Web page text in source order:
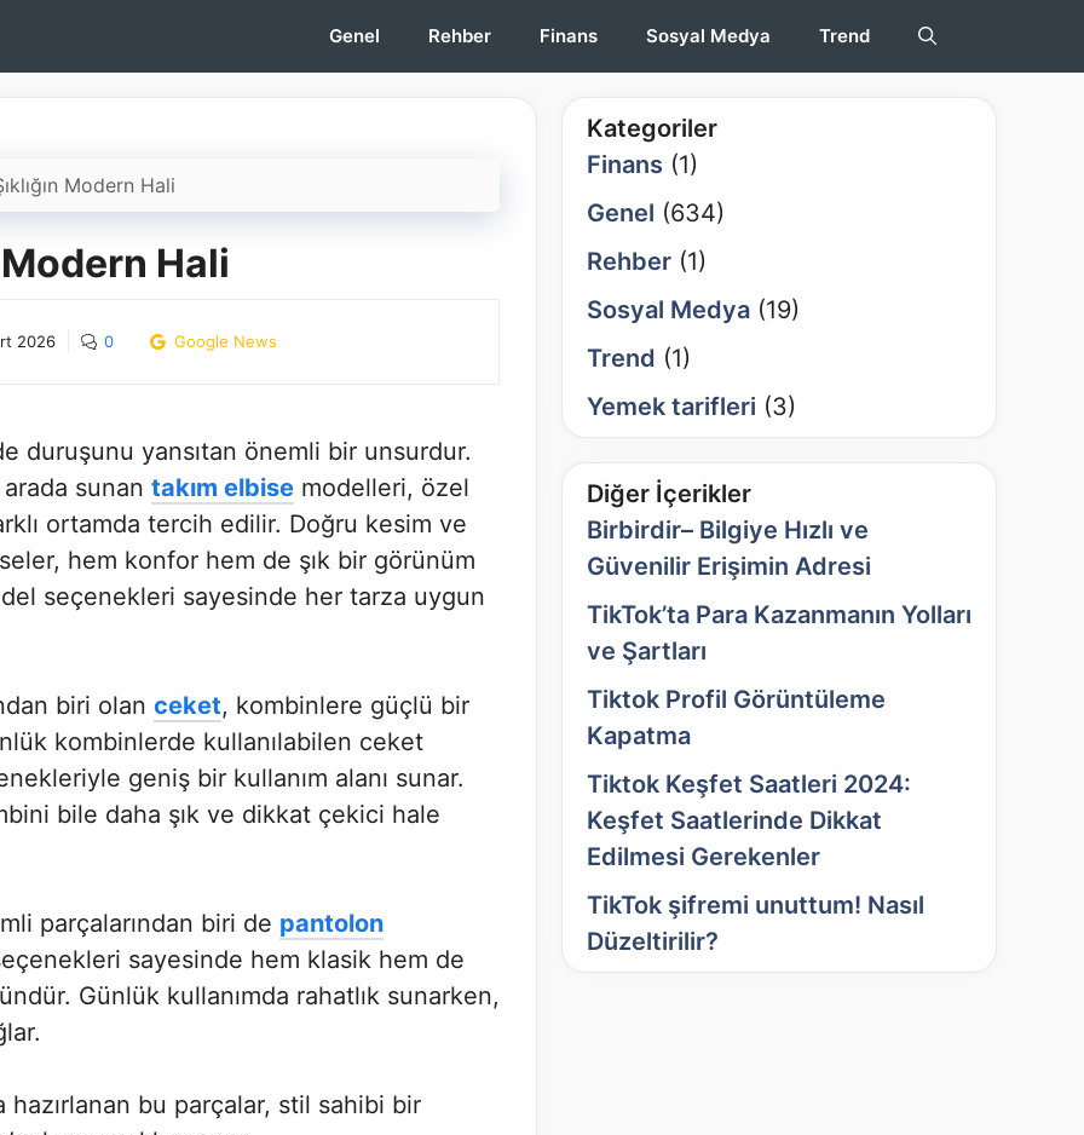
Genel Rehber Finans Sosyal Medya Trend
Modern Hali
Modern Hali
2026 0 Google News
duruşunu yansıtan önemli bir unsurdur.
sunan takım elbise modelleri, özel
ortamda tercih edilir. Doğru kesim ve
hem konfor hem de şık bir görünüm
seçenekleri sayesinde her tarza uygun
biri olan ceket, kombinlere güçlü bir
kombinlerde kullanılabilen ceket
geniş bir kullanım alanı sunar.
bile daha şık ve dikkat çekici hale
parçalarından biri de pantolon
sayesinde hem klasik hem de
Günlük kullanımda rahatlık sunarken,
bu parçalar, stil sahibi bir
Kategoriler
Finans (1)
Genel (634)
Rehber (1)
Sosyal Medya (19)
Trend (1)
Yemek tarifleri (3)
Diğer İçerikler
Birbirdir– Bilgiye Hızlı ve
Güvenilir Erişimin Adresi
TikTok’ta Para Kazanmanın Yolları
ve Şartları
Tiktok Profil Görüntüleme
Kapatma
Tiktok Keşfet Saatleri 2024:
Keşfet Saatlerinde Dikkat
Edilmesi Gerekenler
TikTok şifremi unuttum! Nasıl
Düzeltirilir?